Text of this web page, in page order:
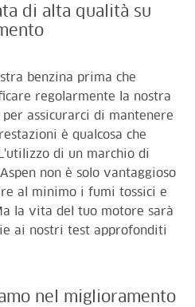
di alta qualità su
benzina prima che
regolarmente la nostra
assicurarci di mantenere
è qualcosa che
di un marchio di
non è solo vantaggioso
al minimo i fumi tossici e
la vita del tuo motore sarà
ai nostri test approfonditi
nel miglioramento